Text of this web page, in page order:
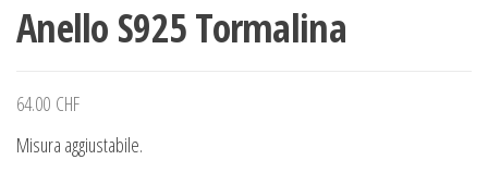
Anello S925 Tormalina
64.00 CHF
Misura aggiustabile.